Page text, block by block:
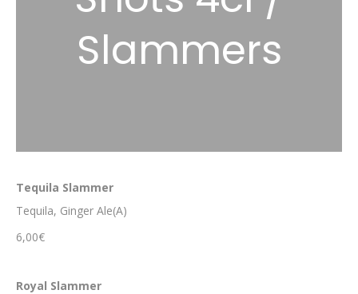
Slammers
Tequila Slammer
Tequila, Ginger Ale(A)
6,00€
Royal Slammer